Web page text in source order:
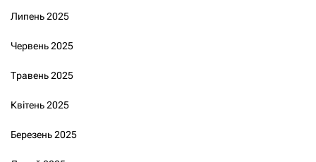
Липень 2025
Червень 2025
Травень 2025
Квітень 2025
Березень 2025